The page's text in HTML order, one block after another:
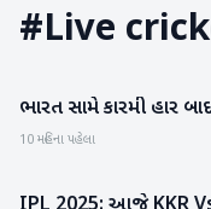
#Live
રમતગમત
ભારત સામે કારમી હાર
10 મહિના પહેલા
રમતગમત